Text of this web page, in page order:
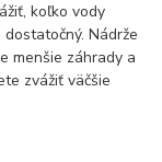
koľko vody
Nádrže
menšie záhrady a
zvážiť väčšie